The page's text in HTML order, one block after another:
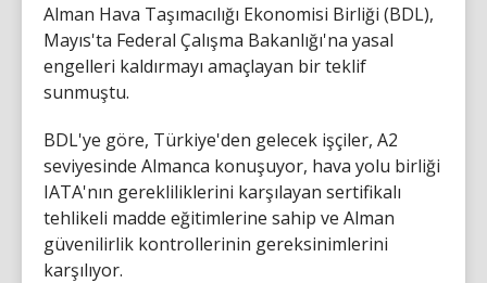
Alman Hava Taşımacılığı Ekonomisi Birliği (BDL),
Mayıs'ta Federal Çalışma Bakanlığı'na yasal
engelleri kaldırmayı amaçlayan bir teklif
sunmuştu.
BDL'ye göre, Türkiye'den gelecek işçiler, A2
seviyesinde Almanca konuşuyor, hava yolu birliği
IATA'nın gerekliliklerini karşılayan sertifikalı
tehlikeli madde eğitimlerine sahip ve Alman
güvenilirlik kontrollerinin gereksinimlerini
karşılıyor.